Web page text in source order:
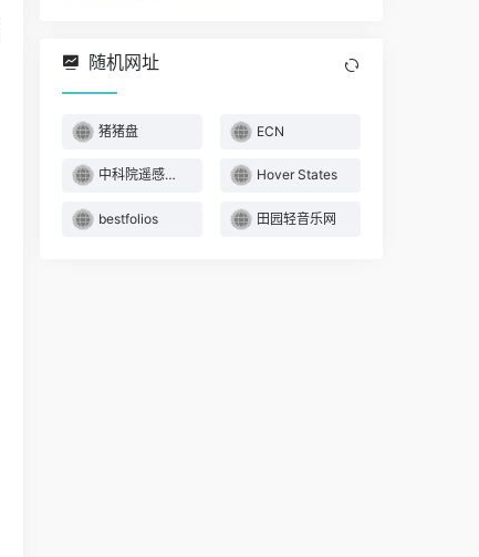
随机网址
猪猪盘 ECN
中科院遥感所数据 Hover States
bestfolios 田园轻音乐网